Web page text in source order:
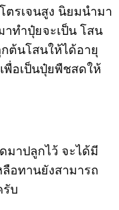
รเจนสูง นิยมนำมา
ทำปุ๋ยจะเป็น โสน
ต้นโสนให้ได้อายุ
พื่อเป็นปุ๋ยพืชสดให้
มาปลูกไว้ จะได้มี
อทานยังสามารถ
รับ